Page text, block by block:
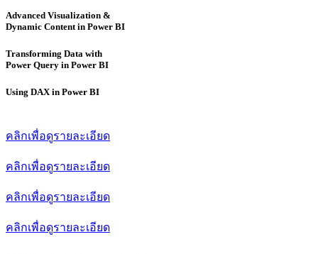
Advanced Visualization &
Dynamic Content in Power BI
Transforming Data with
Power Query in Power BI
Using DAX in Power BI
คลิกเพื่อดูรายละเอียด
คลิกเพื่อดูรายละเอียด
คลิกเพื่อดูรายละเอียด
คลิกเพื่อดูรายละเอียด